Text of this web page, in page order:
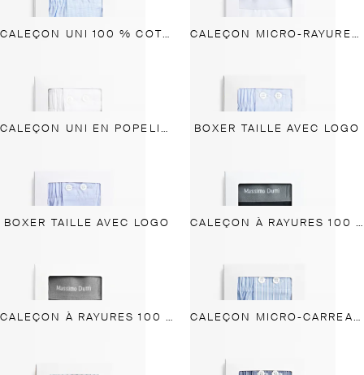
CALEÇON UNI 100 % COTON CALEÇON MICRO-RAYURES 100 % COTON
CALEÇON UNI EN POPELINE BOXER TAILLE AVEC LOGO
BOXER TAILLE AVEC LOGO CALEÇON À RAYURES 100 % COTON
CALEÇON À RAYURES 100 % COTON CALEÇON MICRO-CARREAUX 100 % COTON